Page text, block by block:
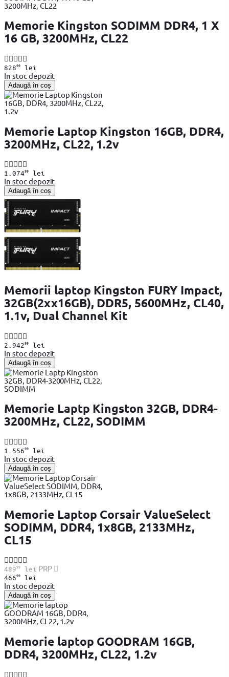
Memorie Kingston SODIMM DDR4, 1 X
16 GB, 3200MHz, CL22
82899lei
In stoc depozit
Adaugă în coș
Memorie Laptop Kingston 16GB, DDR4,
3200MHz, CL22, 1.2v
1.07499lei
In stoc depozit
Adaugă în coș
Memorii laptop Kingston FURY Impact,
32GB(2xx16GB), DDR5, 5600MHz, CL40,
1.1v, Dual Channel Kit
2.94299lei
In stoc depozit
Adaugă în coș
Memorie Laptp Kingston 32GB, DDR4-
3200MHz, CL22, SODIMM
1.55699lei
In stoc depozit
Adaugă în coș
Memorie Laptop Corsair ValueSelect
SODIMM, DDR4, 1x8GB, 2133MHz,
CL15
48999lei PRP
46699lei
In stoc depozit
Adaugă în coș
Memorie laptop GOODRAM 16GB,
DDR4, 3200MHz, CL22, 1.2v